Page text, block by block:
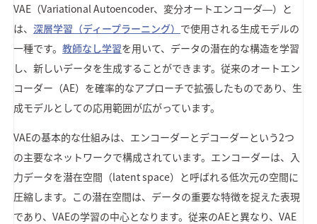
VAE（Variational Autoencoder、変分オートエンコーダ―）と
は、深層学習（ディープラーニング） で使用される生成モデルの
一種です。教師なし学習を用いて、データの潜在的な構造を学習
し、新しいデータを生成することができます。従来のオートエン
コーダー（AE）を確率的なアプローチで拡張したものであり、生
成モデルとしての応用範囲が広がっています。
VAEの基本的な仕組みは、エンコーダーとデコーダーという2つ
の主要なネットワークで構成されています。エンコーダーは、入
力データを潜在空間（latent space）と呼ばれる低次元の空間に
圧縮します。この潜在空間は、データの重要な特徴を捉えた表現
であり、VAEの学習の中心となります。従来のAEと異なり、VAE